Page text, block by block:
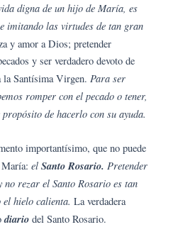
digna de un hijo de María, es
imitando las virtudes de tan gran
y amor a Dios; pretender
y ser verdadero devoto de
Santísima Virgen. Para ser
romper con el pecado o tener,
de hacerlo con su ayuda.
importantísimo, que no puede
el Santo Rosario. Pretender
rezar el Santo Rosario es tan
hielo calienta. La verdadera
diario del Santo Rosario.